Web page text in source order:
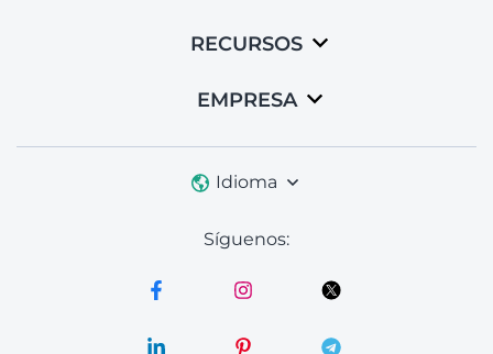
RECURSOS
EMPRESA
Idioma
Síguenos: